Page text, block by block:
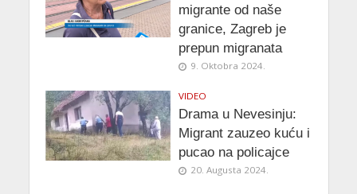
migrante od naše
granice, Zagreb je
prepun migranata
9. Oktobra 2024.
VIDEO
Drama u Nevesinju:
Migrant zauzeo kuću i
pucao na policajce
20. Augusta 2024.